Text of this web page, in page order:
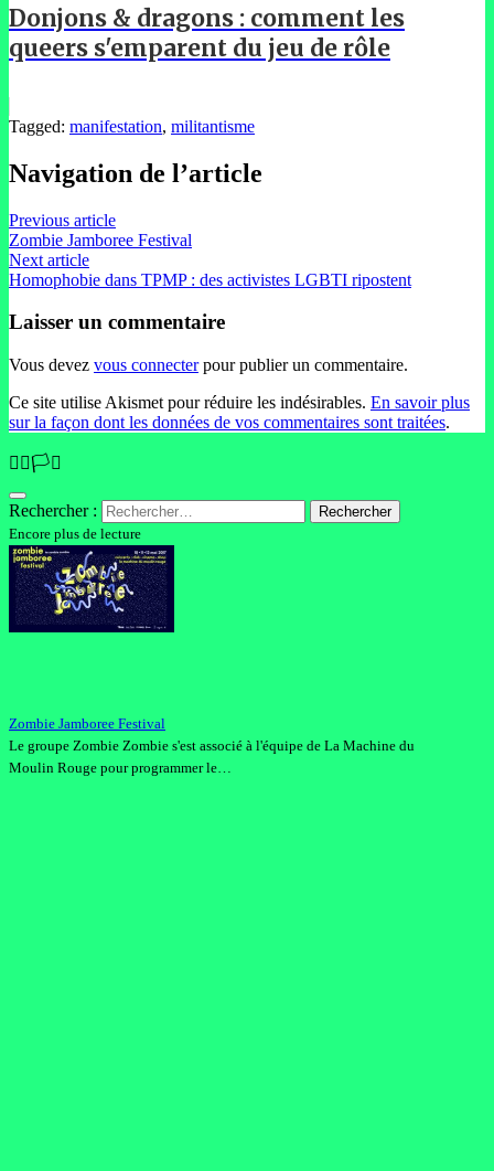
Donjons & dragons : comment les
queers s'emparent du jeu de rôle
Tagged: manifestation, militantisme
Navigation de l’article
Previous article
Zombie Jamboree Festival
Next article
Homophobie dans TPMP : des activistes LGBTI ripostent
Laisser un commentaire
Vous devez vous connecterpour publier un commentaire.
Ce site utilise Akismet pour réduire les indésirables. En savoir plus
sur la façon dont les données de vos commentaires sont traitées.
🏳️‍🌈🏳️‍⚧️
Rechercher :
Encore plus de lecture
Zombie Jamboree Festival
Le groupe Zombie Zombie s'est associé à l'équipe de La Machine du
Moulin Rouge pour programmer le…